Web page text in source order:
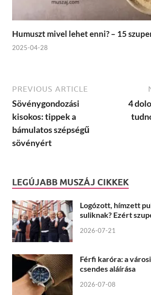
Humuszt mivel lehet enni? – 15
2025-04-28
PREVIOUS ARTICLE
Sövénygondozási
kisokos: tippek a
bámulatos szépségű
sövényért
4
LEGÚJABB MUSZÁJ CIKKEK
Logózott, hímzett
suliknak? Ezért
2026-07-21
Férfi karóra: a
csendes aláírása
2026-07-08